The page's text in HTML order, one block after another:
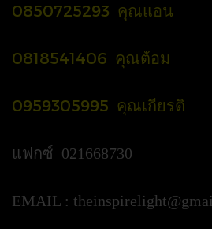
0850725293 คุณแอน
0818541406 คุณต้อม
0959305995 คุณเกียรติ
แฟกซ์ 021668730
EMAIL :